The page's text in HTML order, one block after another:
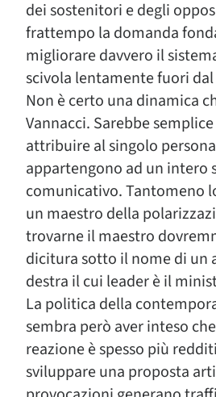
dei sostenitori e degli
frattempo la domanda
migliorare davvero il
scivola lentamente fuori
Non è certo una dinamica
Vannacci. Sarebbe
attribuire al singolo
appartengono ad un intero
comunicativo. Tantomeno
un maestro della
trovarne il maestro
dicitura sotto il nome di un
destra il cui leader è il
La politica della
sembra però aver inteso
reazione è spesso più
sviluppare una proposta